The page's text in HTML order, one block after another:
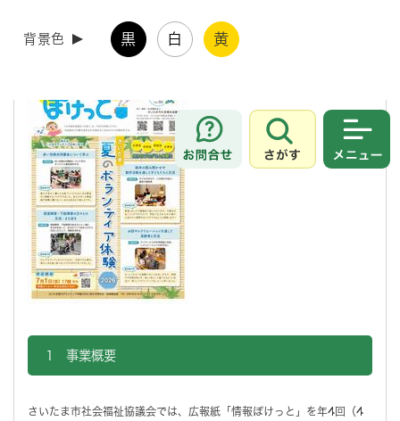
背景色 黒 白 黄
お問合せ
さがす
さいたま市社会福祉協議会では、同協議会や関係団体の活動、講座情報
等を掲載した広報紙「情報ぽけっと」2026夏号を発行しました。
1 事業概要
さいたま市社会福祉協議会では、広報紙「情報ぽけっと」を年4回（4